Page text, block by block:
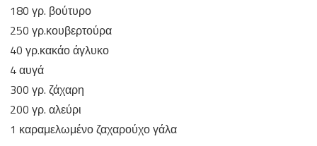
180 γρ. βούτυρο
250 γρ.κουβερτούρα
40 γρ.κακάο άγλυκο
4 αυγά
300 γρ. ζάχαρη
200 γρ. αλεύρι
1 καραμελωμένο ζαχαρούχο γάλα